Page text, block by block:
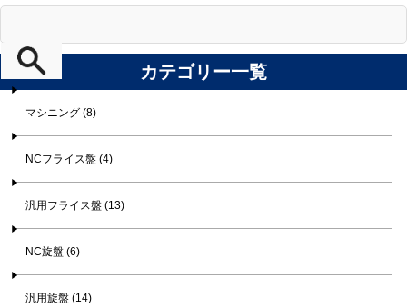
カテゴリー一覧
マシニング (8)
NCフライス盤 (4)
汎用フライス盤 (13)
NC旋盤 (6)
汎用旋盤 (14)